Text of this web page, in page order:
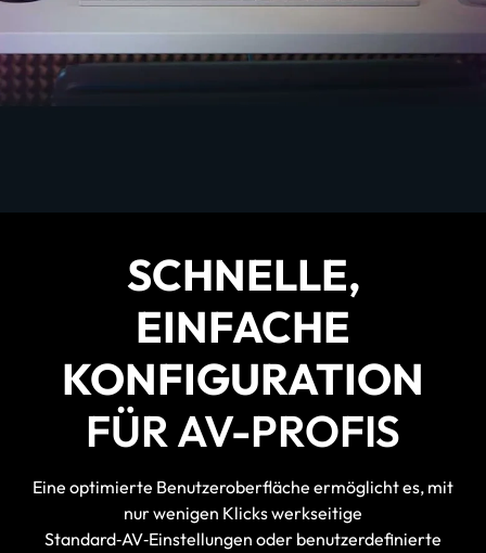
SCHNELLE,
EINFACHE
KONFIGURATION
FÜR AV-PROFIS
Eine optimierte Benutzeroberfläche ermöglicht es, mit
nur wenigen Klicks werkseitige
Standard‑AV‑Einstellungen oder benutzerdefinierte